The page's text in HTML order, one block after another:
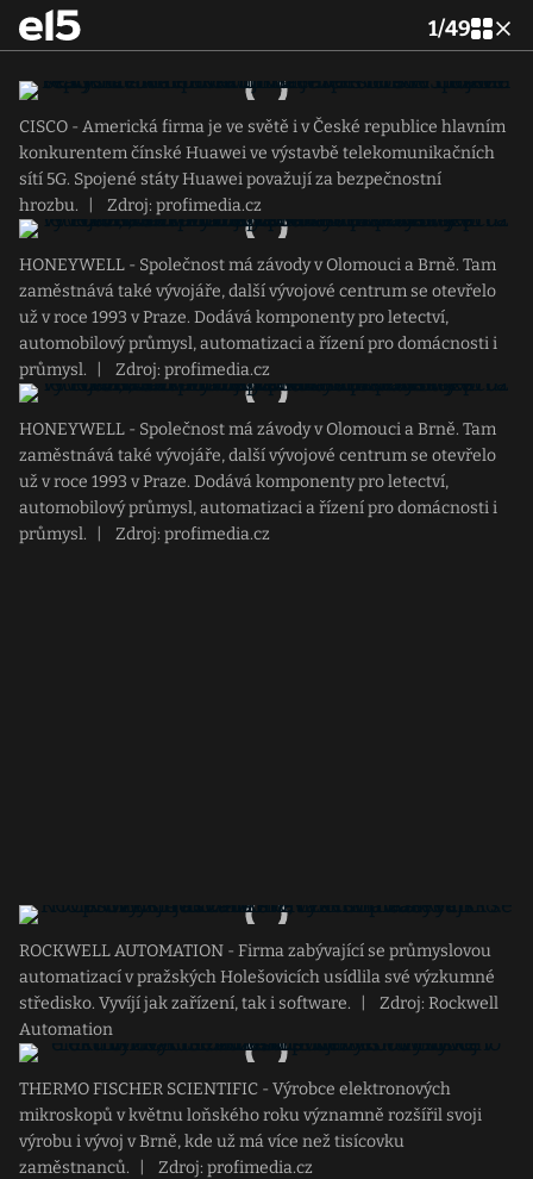
1/49
CISCO - Americká firma je ve světě i v České republice hlavním
konkurentem čínské Huawei ve výstavbě telekomunikačních
sítí 5G. Spojené státy Huawei považují za bezpečnostní
hrozbu.
Zdroj: profimedia.cz
HONEYWELL - Společnost má závody v Olomouci a Brně. Tam
zaměstnává také vývojáře, další vývojové centrum se otevřelo
už v roce 1993 v Praze. Dodává komponenty pro letectví,
automobilový průmysl, automatizaci a řízení pro domácnosti i
průmysl.
Zdroj: profimedia.cz
HONEYWELL - Společnost má závody v Olomouci a Brně. Tam
zaměstnává také vývojáře, další vývojové centrum se otevřelo
už v roce 1993 v Praze. Dodává komponenty pro letectví,
automobilový průmysl, automatizaci a řízení pro domácnosti i
průmysl.
Zdroj: profimedia.cz
ROCKWELL AUTOMATION - Firma zabývající se průmyslovou
automatizací v pražských Holešovicích usídlila své výzkumné
středisko. Vyvíjí jak zařízení, tak i software.
Zdroj: Rockwell
Automation
THERMO FISCHER SCIENTIFIC - Výrobce elektronových
mikroskopů v květnu loňského roku významně rozšířil svoji
výrobu i vývoj v Brně, kde už má více než tisícovku
zaměstnanců.
Zdroj: profimedia.cz